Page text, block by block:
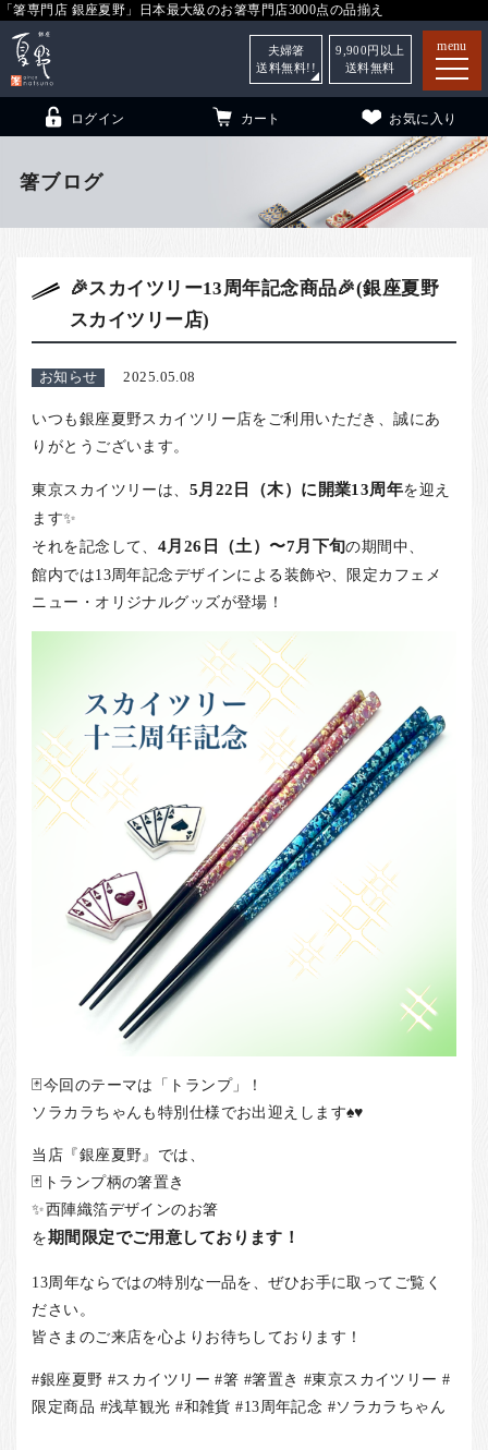
「箸専門店 銀座夏野」日本最大級のお箸専門店3000点の品揃え
menu
子供和食器（贈答用・自宅用）
銀座夏野・箸長 について
こども和食器 小夏 について
ご利用ガイド
法人・飲食店のお客様
お客様の声
店舗紹介
お問い合わせ
お知らせ
ログイン カート お気に入り
夫婦箸
送料無料!!
9,900 円以上
送料無料
箸ブログ
🎉スカイツリー13周年記念商品🎉(銀座夏野
スカイツリー店)
お知らせ 2025.05.08
いつも銀座夏野スカイツリー店をご利用いただき、誠にあ
りがとうございます。
東京スカイツリーは、 5月22日（木）に開業13周年を迎え
ます✨
それを記念して、 4月26日（土）〜7月下旬の期間中、
館内では13周年記念デザインによる装飾や、限定カフェメ
ニュー・オリジナルグッズが登場！
🃏今回のテーマは「トランプ」！
ソラカラちゃんも特別仕様でお出迎えします♠️♥️
当店『銀座夏野』では、
🃏トランプ柄の箸置き
✨西陣織箔デザインのお箸
を期間限定でご用意しております！
13周年ならではの特別な一品を、ぜひお手に取ってご覧く
ださい。
皆さまのご来店を心よりお待ちしております！
#銀座夏野 #スカイツリー #箸 #箸置き #東京スカイツリー #
限定商品 #浅草観光 #和雑貨 #13周年記念 #ソラカラちゃん